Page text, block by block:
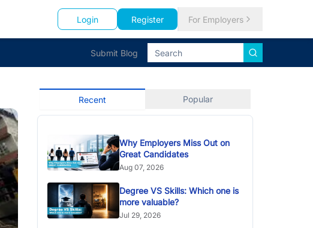
Login Register For Employers
Submit Blog
Recent Popular
Why Employers Miss Out on
Great Candidates
Aug 07, 2026
Degree VS Skills: Which one is
more valuable?
Jul 29, 2026